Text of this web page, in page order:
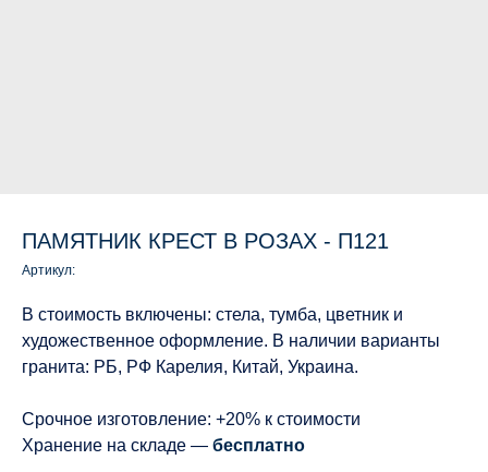
ПАМЯТНИК КРЕСТ В РОЗАХ - П121
Артикул:
В стоимость включены: стела, тумба, цветник и
художественное оформление. В наличии варианты
гранита: РБ, РФ Карелия, Китай, Украина.
Срочное изготовление: +20% к стоимости
Хранение на складе — бесплатно